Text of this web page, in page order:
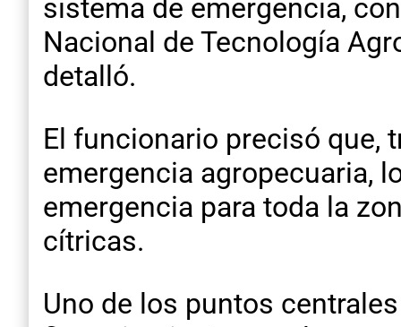
sistema de emergencia,
Nacional de Tecnología
detalló.
El funcionario precisó que,
emergencia agropecuaria,
emergencia para toda la
cítricas.
Uno de los puntos